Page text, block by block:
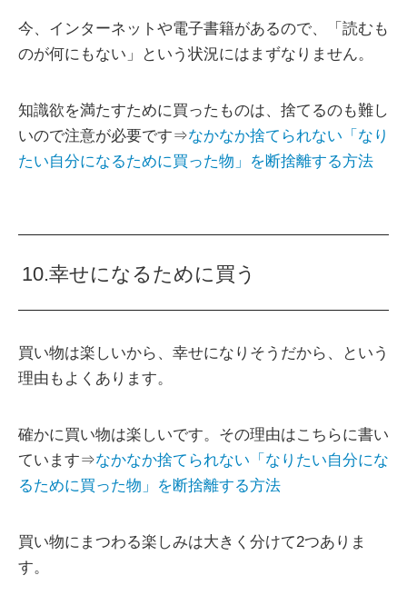
今、インターネットや電子書籍があるので、「読むも
のが何にもない」という状況にはまずなりません。
知識欲を満たすために買ったものは、捨てるのも難し
いので注意が必要です⇒なかなか捨てられない「なり
たい自分になるために買った物」を断捨離する方法
10.幸せになるために買う
買い物は楽しいから、幸せになりそうだから、という
理由もよくあります。
確かに買い物は楽しいです。その理由はこちらに書い
ています⇒なかなか捨てられない「なりたい自分にな
るために買った物」を断捨離する方法
買い物にまつわる楽しみは大きく分けて2つありま
す。